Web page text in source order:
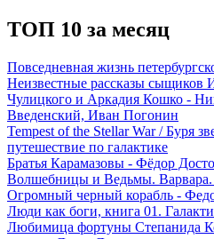
ТОП 10 за месяц
Повседневная жизнь
Неизвестные рассказы сыщиков
Чулицкого и Аркадия Кошко -
Введенский, Иван Погонин
Tempest of the Stellar War / Буря
путешествие по галактике
Братья Карамазовы - Фёдор
Волшебницы и Ведьмы. Варвара.
Огромный черный корабль -
Люди как боги, книга 01.
Любимица фортуны Степанида